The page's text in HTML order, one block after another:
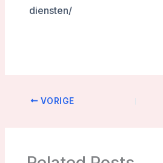
diensten/
VORIGE